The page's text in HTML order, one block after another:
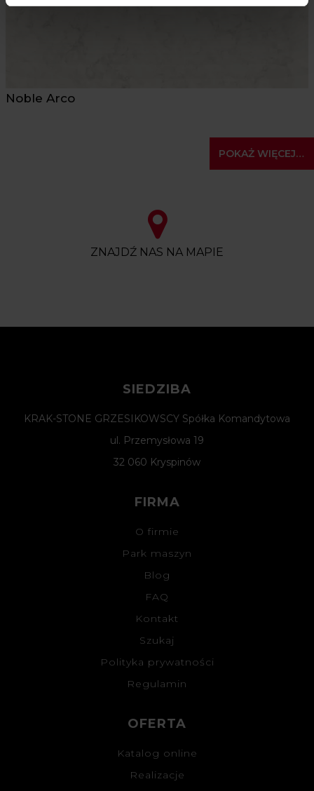
Noble Arco
POKAŻ WIĘCEJ…
ZNAJDŹ NAS NA MAPIE
SIEDZIBA
KRAK-STONE GRZESIKOWSCY Spółka Komandytowa
ul. Przemysłowa 19
32 060 Kryspinów
FIRMA
O firmie
Park maszyn
Blog
FAQ
Kontakt
Szukaj
Polityka prywatności
Regulamin
OFERTA
Katalog online
Realizacje